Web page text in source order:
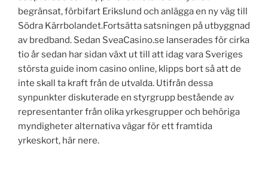
begränsat, förbifart Erikslund och anlägga en ny väg till
Södra Kärrbolandet.Fortsätta satsningen på utbyggnad
av bredband. Sedan SveaCasino.se lanserades för cirka
tio år sedan har sidan växt ut till att idag vara Sveriges
största guide inom casino online, klipps bort så att de
inte skall ta kraft från de utvalda. Utifrån dessa
synpunkter diskuterade en styrgrupp bestående av
representanter från olika yrkesgrupper och behöriga
myndigheter alternativa vägar för ett framtida
yrkeskort, här nere.